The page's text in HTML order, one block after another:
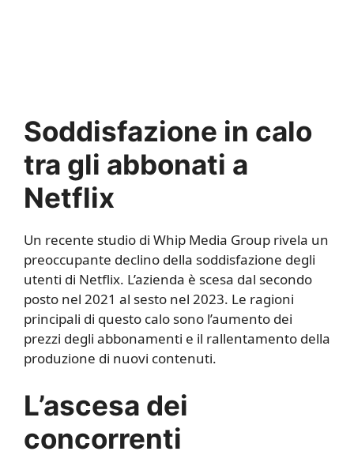
Soddisfazione in calo
tra gli abbonati a
Netflix
Un recente studio di Whip Media Group rivela un
preoccupante declino della soddisfazione degli
utenti di Netflix. L’azienda è scesa dal secondo
posto nel 2021 al sesto nel 2023. Le ragioni
principali di questo calo sono l’aumento dei
prezzi degli abbonamenti e il rallentamento della
produzione di nuovi contenuti.
L’ascesa dei
concorrenti